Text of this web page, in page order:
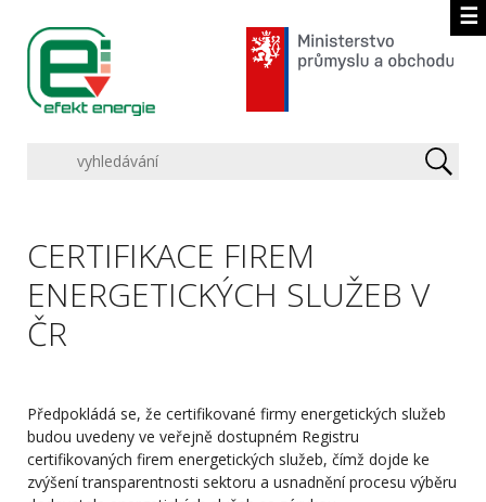
☰
CERTIFIKACE FIREM
ENERGETICKÝCH SLUŽEB V
ČR
Předpokládá se, že certifikované firmy energetických služeb
budou uvedeny ve veřejně dostupném Registru
certifikovaných firem energetických služeb, čímž dojde ke
zvýšení transparentnosti sektoru a usnadnění procesu výběru